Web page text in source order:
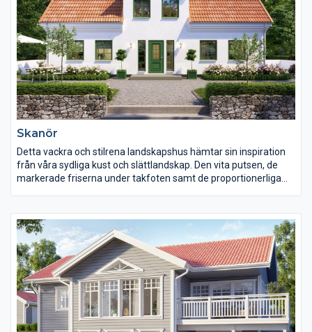
Skanör
Detta vackra och stilrena landskapshus hämtar sin inspiration
från våra sydliga kust och slättlandskap. Den vita putsen, de
markerade friserna under takfoten samt de proportionerliga
i detaljerna.